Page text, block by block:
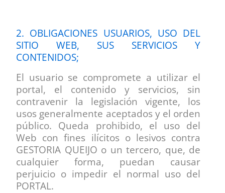
2. OBLIGACIONES USUARIOS, USO DEL
SITIO WEB, SUS SERVICIOS Y
CONTENIDOS;
El usuario se compromete a utilizar el
portal, el contenido y servicios, sin
contravenir la legislación vigente, los
usos generalmente aceptados y el orden
público. Queda prohibido, el uso del
Web con fines ilícitos o lesivos contra
GESTORIA QUEIJO o un tercero, que, de
cualquier forma, puedan causar
perjuicio o impedir el normal uso del
PORTAL.